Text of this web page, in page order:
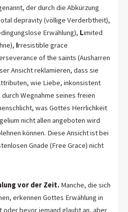
otal depravity (völlige Verderbtheit),
Erwählung), Limited
Irresistible grace
of the saints (Ausharren
Ansicht reklamieren, dass sie
wie Liebe, inkonsistent
Wegnahme seines freien
was Gottes Herrlichkeit
nicht allen angeboten wird
können. Diese Ansicht ist bei
Gnade (Free Grace) nicht
vor der Zeit. Manche, die sich
erkennen Gottes Erwählung in